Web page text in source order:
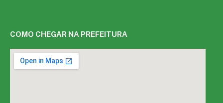
COMO CHEGAR NA PREFEITURA